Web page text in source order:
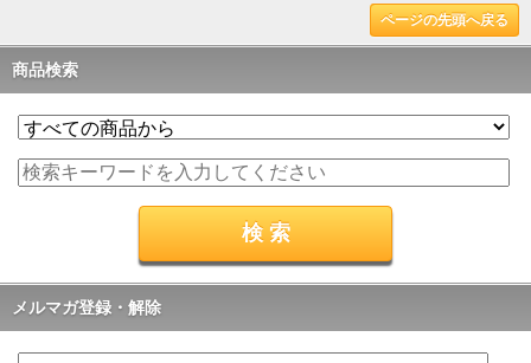
ページの先頭へ戻る
商品検索
メルマガ登録・解除